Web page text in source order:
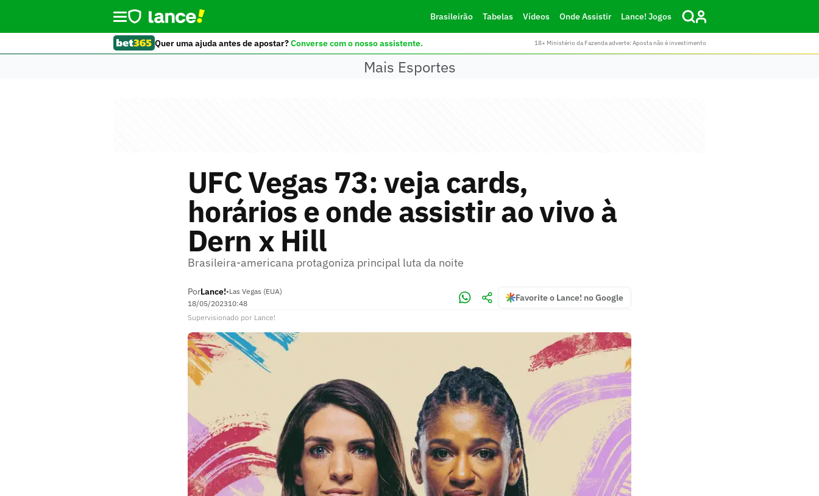
Brasileirão Tabelas Vídeos Onde Assistir Lance! Jogos
Quer uma ajuda antes de apostar?Converse com o nosso assistente. 18+ Ministério da Fazenda adverte: Aposta não é investimento
Mais Esportes
UFC Vegas 73: veja cards,
horários e onde assistir ao vivo à
Dern x Hill
Brasileira-americana protagoniza principal luta da noite
PorLance!•Las Vegas (EUA)
18/05/202310:48
Favorite o Lance! no Google
Supervisionado por Lance!